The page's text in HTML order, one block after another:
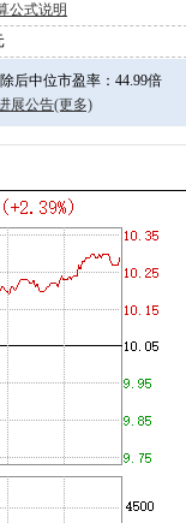
公式说明
后中位市盈率：44.99倍
展公告(更多)